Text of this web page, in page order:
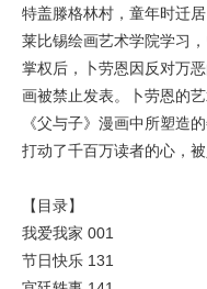
特盖滕格林村，童年时迁
莱比锡绘画艺术学院学习
掌权后，卜劳恩因反对万
画被禁止发表。卜劳恩的
《父与子》漫画中所塑造
打动了千百万读者的心，
【目录】
我爱我家 001
节日快乐 131